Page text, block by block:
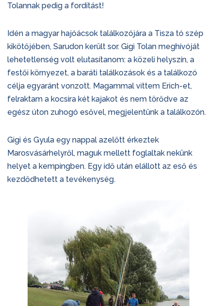
Tolannak pedig a fordítást!
Idén a magyar hajóácsok találkozójára a Tisza tó szép
kikötőjében, Sarudon került sor. Gigi Tolan meghívóját
lehetetlenség volt elutasítanom: a közeli helyszín, a
festői környezet, a baráti találkozások és a találkozó
célja egyaránt vonzott. Magammal vittem Erich-et,
felraktam a kocsira két kajakot és nem törődve az
egész úton zuhogó esővel, megjelentünk a találkozón.
Gigi és Gyula egy nappal azelőtt érkeztek
Marosvásárhelyről, maguk mellett foglaltak nekünk
helyet a kempingben. Egy idő után elállott az eső és
kezdődhetett a tevékenység.